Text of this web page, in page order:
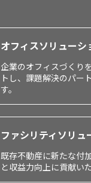
オフィスソリューシ
企業のオフィスづくり
トし、課題解決のパー
す。
ファシリティソリュ
既存不動産に新たな付
と収益力向上に貢献い